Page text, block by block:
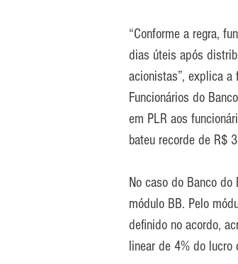
“Conforme a regra,
dias úteis após
acionistas”, explica a
Funcionários do
em PLR aos
bateu recorde de R$
No caso do Banco
módulo BB. Pelo
definido no acordo,
linear de 4% do lucro